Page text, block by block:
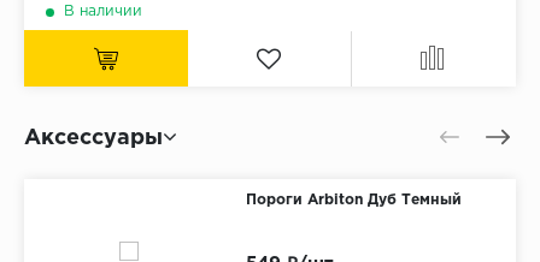
В наличии
Аксессуары
Пороги Arbiton Дуб Темный